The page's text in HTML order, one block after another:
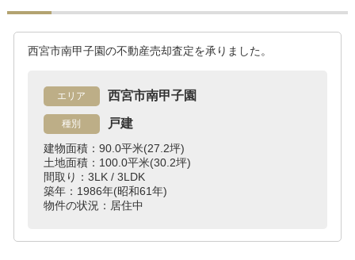
西宮市南甲子園の不動産売却査定を承りました。
エリア 西宮市南甲子園
種別 戸建
建物面積：90.0平米(27.2坪)
土地面積：100.0平米(30.2坪)
間取り：3LK / 3LDK
築年：1986年(昭和61年)
物件の状況：居住中